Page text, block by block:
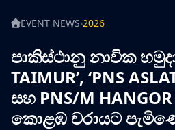
EVENT NEWS›2026
පාකිස්ථානු නාවික
TAIMUR’, ‘PNS
සහ PNS/M
කොළඹ වරායට